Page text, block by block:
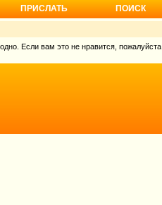
ПРИСЛАТЬ ПОИСК
Если вам это не нравится, пожалуйста,